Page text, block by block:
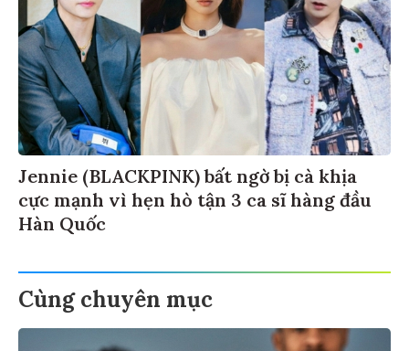
Jennie (BLACKPINK) bất ngờ bị cà khịa
cực mạnh vì hẹn hò tận 3 ca sĩ hàng đầu
Hàn Quốc
Cùng chuyên mục